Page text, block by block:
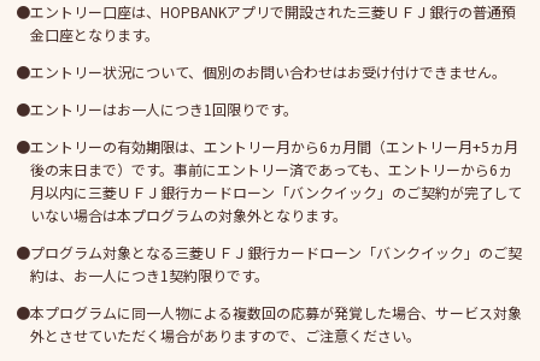
エントリー口座は、HOPBANKアプリで開設された三菱ＵＦＪ銀行の普通預
金口座となります。
エントリー状況について、個別のお問い合わせはお受け付けできません。
エントリーはお一人につき1回限りです。
エントリーの有効期限は、エントリー月から6ヵ月間（エントリー月+5ヵ月
後の末日まで）です。事前にエントリー済であっても、エントリーから6ヵ
月以内に三菱ＵＦＪ銀行カードローン「バンクイック」のご契約が完了して
いない場合は本プログラムの対象外となります。
プログラム対象となる三菱ＵＦＪ銀行カードローン「バンクイック」のご契
約は、お一人につき1契約限りです。
本プログラムに同一人物による複数回の応募が発覚した場合、サービス対象
外とさせていただく場合がありますので、ご注意ください。